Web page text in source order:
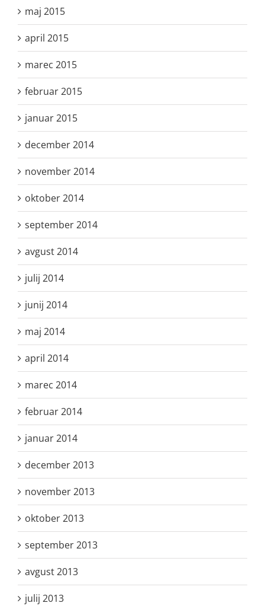
maj 2015
april 2015
marec 2015
februar 2015
januar 2015
december 2014
november 2014
oktober 2014
september 2014
avgust 2014
julij 2014
junij 2014
maj 2014
april 2014
marec 2014
februar 2014
januar 2014
december 2013
november 2013
oktober 2013
september 2013
avgust 2013
julij 2013